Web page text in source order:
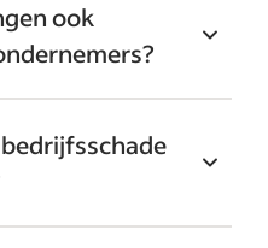
ook
bedrijven kan
financieel risico